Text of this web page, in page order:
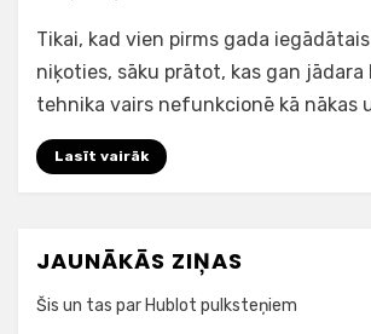
pie
Tikai, kad vien pirms gada
niķoties, sāku prātot, kas gan jādara
tehnika vairs nefunkcionē kā nākas
Lasīt vairāk
JAUNĀKĀS ZIŅAS
Šis un tas par Hublot pulksteņiem